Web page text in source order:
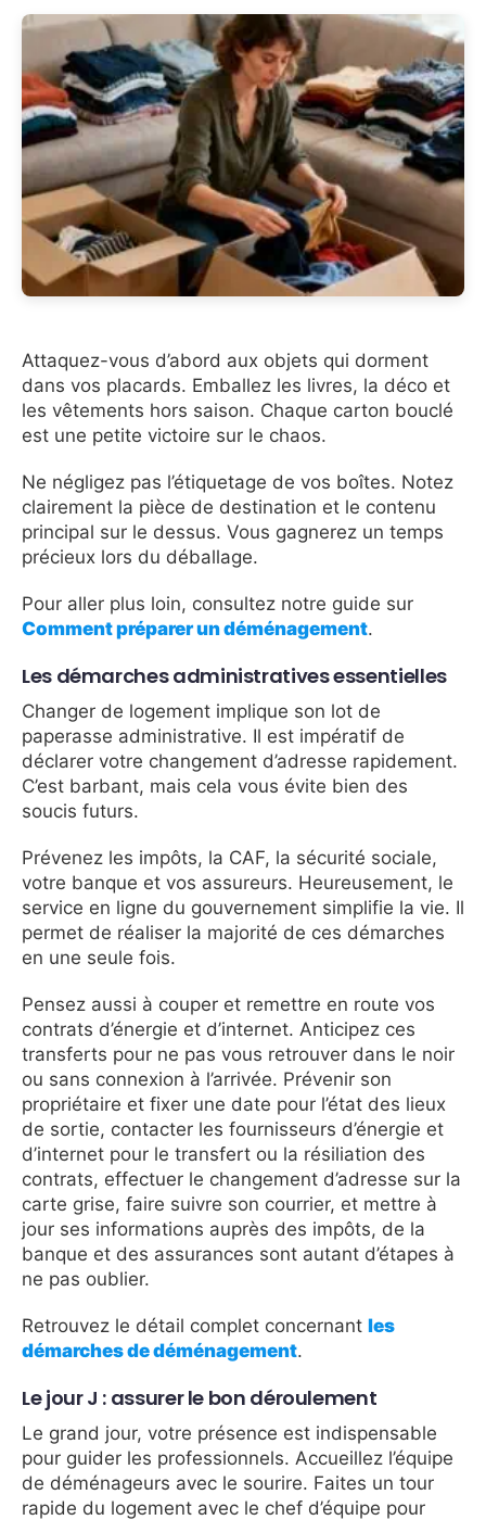
Attaquez-vous d’abord aux objets qui dorment
dans vos placards. Emballez les livres, la déco et
les vêtements hors saison. Chaque carton bouclé
est une petite victoire sur le chaos.
Ne négligez pas l’étiquetage de vos boîtes. Notez
clairement la pièce de destination et le contenu
principal sur le dessus. Vous gagnerez un temps
précieux lors du déballage.
Pour aller plus loin, consultez notre guide sur
Comment préparer un déménagement.
Les démarches administratives essentielles
Changer de logement implique son lot de
paperasse administrative. Il est impératif de
déclarer votre changement d’adresse rapidement.
C’est barbant, mais cela vous évite bien des
soucis futurs.
Prévenez les impôts, la CAF, la sécurité sociale,
votre banque et vos assureurs. Heureusement, le
service en ligne du gouvernement simplifie la vie. Il
permet de réaliser la majorité de ces démarches
en une seule fois.
Pensez aussi à couper et remettre en route vos
contrats d’énergie et d’internet. Anticipez ces
transferts pour ne pas vous retrouver dans le noir
ou sans connexion à l’arrivée. Prévenir son
propriétaire et fixer une date pour l’état des lieux
de sortie, contacter les fournisseurs d’énergie et
d’internet pour le transfert ou la résiliation des
contrats, effectuer le changement d’adresse sur la
carte grise, faire suivre son courrier, et mettre à
jour ses informations auprès des impôts, de la
banque et des assurances sont autant d’étapes à
ne pas oublier.
Retrouvez le détail complet concernant les
démarches de déménagement.
Le jour J : assurer le bon déroulement
Le grand jour, votre présence est indispensable
pour guider les professionnels. Accueillez l’équipe
de déménageurs avec le sourire. Faites un tour
rapide du logement avec le chef d’équipe pour